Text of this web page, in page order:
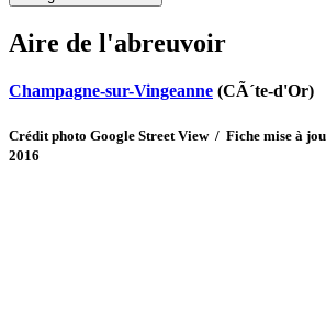
Aire de l'abreuvoir
Champagne-sur-Vingeanne (CÃ´te-d'Or)
Crédit photo Google Street View / Fiche mise à
2016